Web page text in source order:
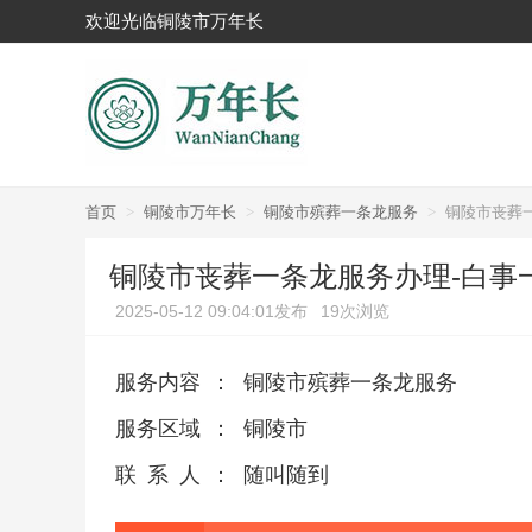
欢迎光临铜陵市万年长
首页 > 铜陵市万年长 > 铜陵市殡葬一条龙服务 > 铜陵市丧葬
铜陵市丧葬一条龙服务办理-白事
2025-05-12 09:04:01发布 19次浏览
服务内容 ：
铜陵市殡葬一条龙服务
服务区域
：
铜陵市
联系人
： 随叫随到